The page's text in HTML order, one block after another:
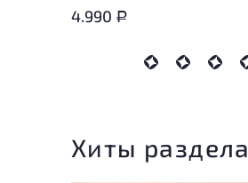
4.990 Р
Хиты раздела